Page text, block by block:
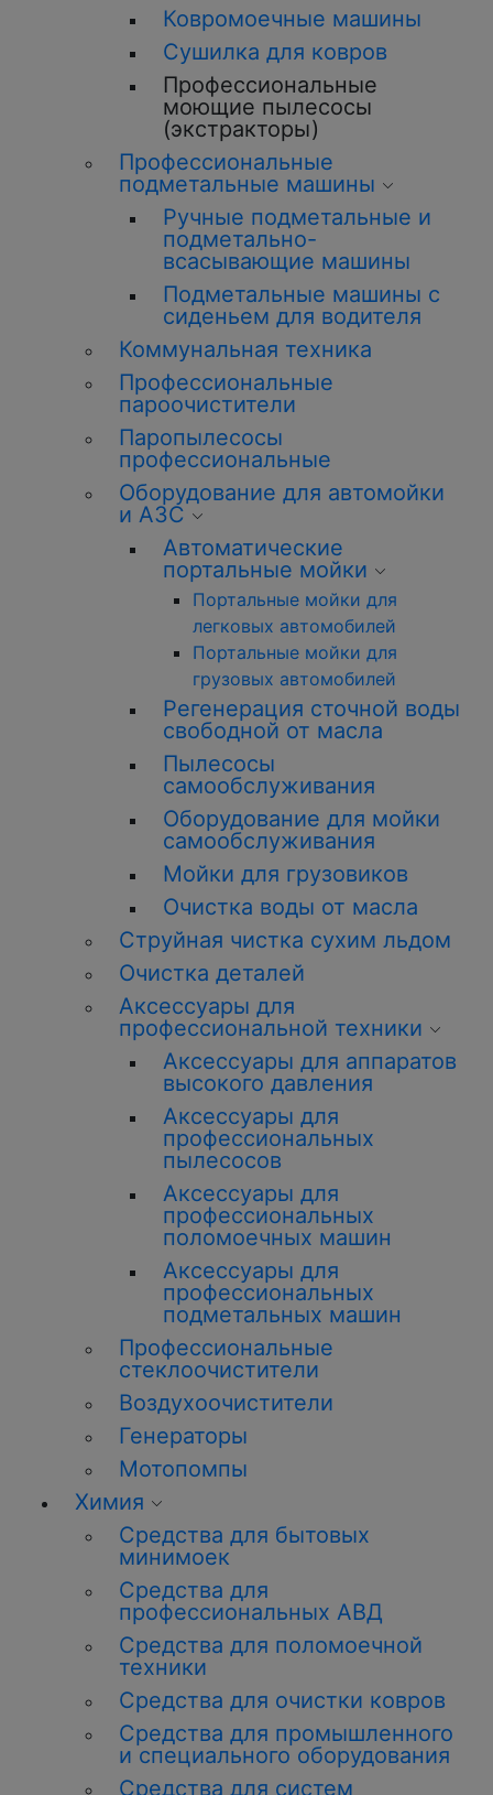
Ковромоечные машины
Сушилка для ковров
Профессиональные
моющие пылесосы
(экстракторы)
Профессиональные
подметальные машины
Ручные подметальные и
подметально-
всасывающие машины
Подметальные машины с
сиденьем для водителя
Коммунальная техника
Профессиональные
пароочистители
Паропылесосы
профессиональные
Оборудование для автомойки
и АЗС
Автоматические
портальные мойки
Портальные мойки для
легковых автомобилей
Портальные мойки для
грузовых автомобилей
Регенерация сточной воды
свободной от масла
Пылесосы
самообслуживания
Оборудование для мойки
самообслуживания
Мойки для грузовиков
Очистка воды от масла
Струйная чистка сухим льдом
Очистка деталей
Аксессуары для
профессиональной техники
Аксессуары для аппаратов
высокого давления
Аксессуары для
профессиональных
пылесосов
Аксессуары для
профессиональных
поломоечных машин
Аксессуары для
профессиональных
подметальных машин
Профессиональные
стеклоочистители
Воздухоочистители
Генераторы
Мотопомпы
Химия
Средства для бытовых
минимоек
Средства для
профессиональных АВД
Средства для поломоечной
техники
Средства для очистки ковров
Средства для промышленного
и специального оборудования
Средства для систем